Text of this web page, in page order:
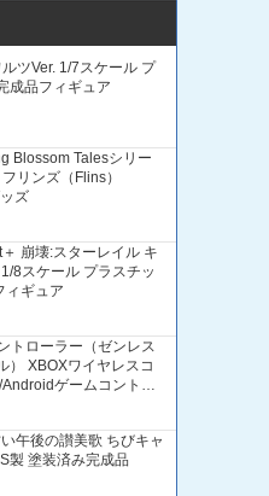
ツVer. 1/7スケール プ
成品フィギュア
Blossom Talesシリー
リンズ（Flins）
ズ
崩壊:スターレイル キ
8スケール プラスチッ
ィギュア
トローラー（ゼンレス
） XBOXワイヤレスコ
ゲームコントロ
ッテリー TMRホール
ン＆トリガー/グリップ
ーストップ＆背面ボタ
ド 光学式マイクロスイ
午後の讃美歌 ちびキャ
製 塗装済み完成品